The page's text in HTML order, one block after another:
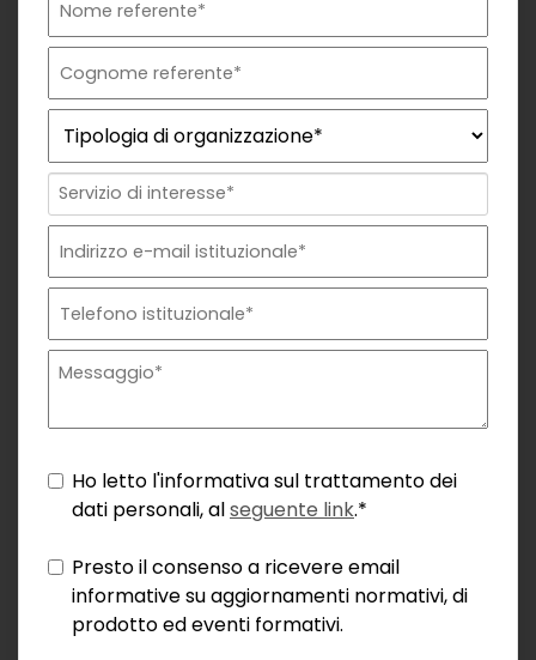
Ho letto l'informativa sul trattamento dei
dati personali, alseguente link.*
Presto il consenso a ricevere email
informative su aggiornamenti normativi, di
prodotto ed eventi formativi.